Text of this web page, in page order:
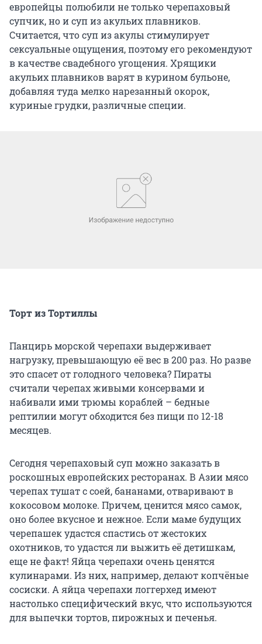
европейцы полюбили не только черепаховый
супчик, но и суп из акульих плавников.
Считается, что суп из акулы стимулирует
сексуальные ощущения, поэтому его рекомендуют
в качестве свадебного угощения. Хрящики
акульих плавников варят в курином бульоне,
добавляя туда мелко нарезанный окорок,
куриные грудки, различные специи.
Торт из Тортиллы
Панцирь морской черепахи выдерживает
нагрузку, превышающую её вес в 200 раз. Но разве
это спасет от голодного человека? Пираты
считали черепах живыми консервами и
набивали ими трюмы кораблей – бедные
рептилии могут обходится без пищи по 12-18
месяцев.
Сегодня черепаховый суп можно заказать в
роскошных европейских ресторанах. В Азии мясо
черепах тушат с соей, бананами, отваривают в
кокосовом молоке. Причем, ценится мясо самок,
оно более вкусное и нежное. Если маме будущих
черепашек удастся спастись от жестоких
охотников, то удастся ли выжить её детишкам,
еще не факт! Яйца черепахи очень ценятся
кулинарами. Из них, например, делают копчёные
сосиски. А яйца черепахи логгерхед имеют
настолько специфический вкус, что используются
для выпечки тортов, пирожных и печенья.